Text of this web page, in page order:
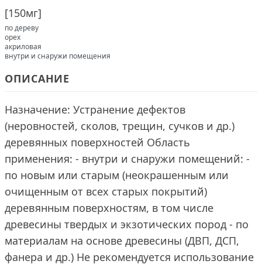
[150мг]
по дереву
орех
акриловая
внутри и снаружи помещения
ОПИСАНИЕ
Назначение: Устранение дефектов
(неровностей, сколов, трещин, сучков и др.)
деревянных поверхностей Область
применения: - внутри и снаружи помещений: -
по новым или старым (неокрашенным или
очищенным от всех старых покрытий)
деревянным поверхностям, в том числе
древесины твердых и экзотических пород - по
материалам на основе древесины (ДВП, ДСП,
фанера и др.) Не рекомендуется использование